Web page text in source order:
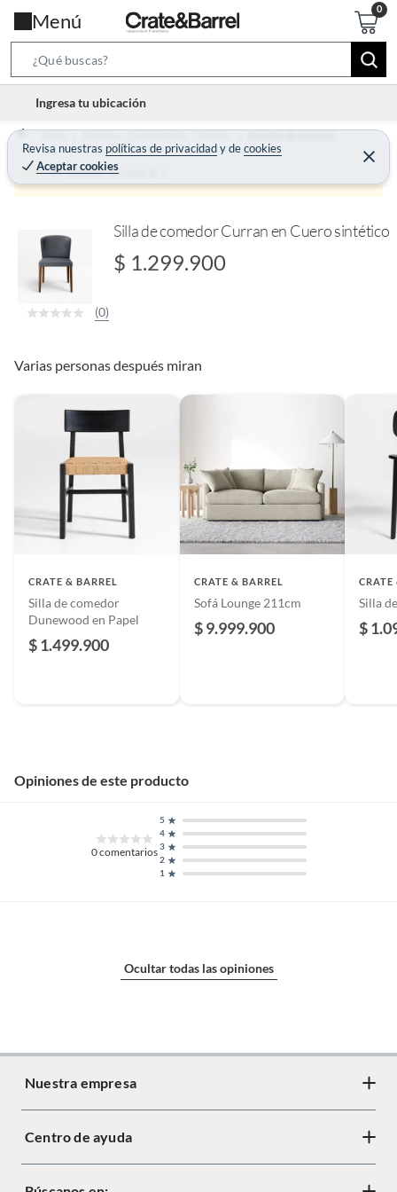
Menú
e
r
c
B
r
t
Ingresa tu ubicación
Revisa nuestras políticas de privacidadydecookies
Aceptar cookies
C
e
r
Home Muebles y Organización - Muebles Muebles de comedor
Producto sin stock :(
Silla de comedor Curran en Cuero sintético
$ 1.299.900
(0)
Varias personas después miran
CRATE & BARREL
Silla de comedor
Dunewood en Papel
$ 1.499.900
CRATE & BARREL
Sofá Lounge 211cm
$ 9.999.900
CRATE
Silla
$
Opiniones de este producto
0comentarios
1
2
3
4
5
Ocultar todas las opiniones
Nuestra empresa
Acerca de Crate
Centro de ayuda